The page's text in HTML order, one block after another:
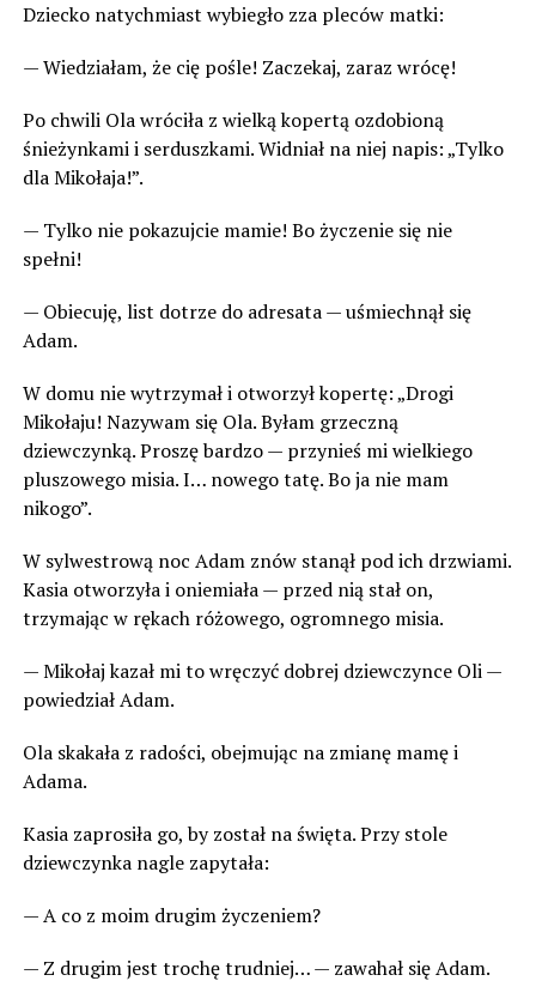
Dziecko natychmiast wybiegło zza pleców matki:
— Wiedziałam, że cię pośle! Zaczekaj, zaraz wrócę!
Po chwili Ola wróciła z wielką kopertą ozdobioną
śnieżynkami i serduszkami. Widniał na niej napis: „Tylko
dla Mikołaja!”.
— Tylko nie pokazujcie mamie! Bo życzenie się nie
spełni!
— Obiecuję, list dotrze do adresata — uśmiechnął się
Adam.
W domu nie wytrzymał i otworzył kopertę: „Drogi
Mikołaju! Nazywam się Ola. Byłam grzeczną
dziewczynką. Proszę bardzo — przynieś mi wielkiego
pluszowego misia. I… nowego tatę. Bo ja nie mam
nikogo”.
W sylwestrową noc Adam znów stanął pod ich drzwiami.
Kasia otworzyła i oniemiała — przed nią stał on,
trzymając w rękach różowego, ogromnego misia.
— Mikołaj kazał mi to wręczyć dobrej dziewczynce Oli —
powiedział Adam.
Ola skakała z radości, obejmując na zmianę mamę i
Adama.
Kasia zaprosiła go, by został na święta. Przy stole
dziewczynka nagle zapytała:
— A co z moim drugim życzeniem?
— Z drugim jest trochę trudniej… — zawahał się Adam.